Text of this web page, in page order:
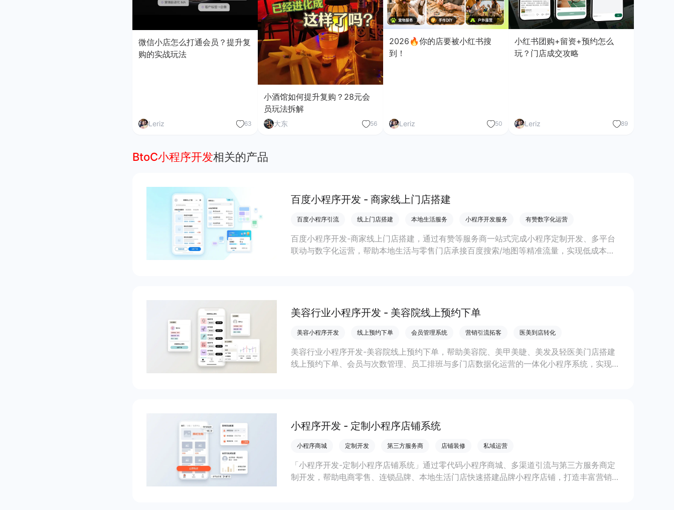
微信小店怎么打通会员？提升复
购的实战玩法
Leriz 63
小酒馆如何提升复购？28元会
员玩法拆解
大东 56
2026🔥你的店要被小红书搜
到！
Leriz 50
小红书团购+留资+预约怎么
玩？门店成交攻略
Leriz 89
BtoC小程序开发相关的产品
百度小程序开发 - 商家线上门店搭建
百度小程序引流 线上门店搭建 本地生活服务 小程序开发服务 有赞数字化运营
百度小程序开发-商家线上门店搭建，通过有赞等服务商一站式完成小程序定制开发、多平台
联动与数字化运营，帮助本地生活与零售门店承接百度搜索/地图等精准流量，实现低成本获
美容行业小程序开发 - 美容院线上预约下单
美容小程序开发 线上预约下单 会员管理系统 营销引流拓客 医美到店转化
美容行业小程序开发-美容院线上预约下单，帮助美容院、美甲美睫、美发及轻医美门店搭建
线上预约下单、会员与次数管理、员工排班与多门店数据化运营的一体化小程序系统，实现低
小程序开发 - 定制小程序店铺系统
小程序商城 定制开发 第三方服务商 店铺装修 私域运营
「小程序开发-定制小程序店铺系统」通过零代码小程序商城、多渠道引流与第三方服务商定
制开发，帮助电商零售、连锁品牌、本地生活门店快速搭建品牌小程序店铺，打造丰富营销与